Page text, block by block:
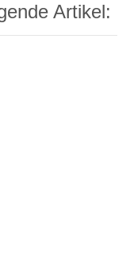
Artikel: